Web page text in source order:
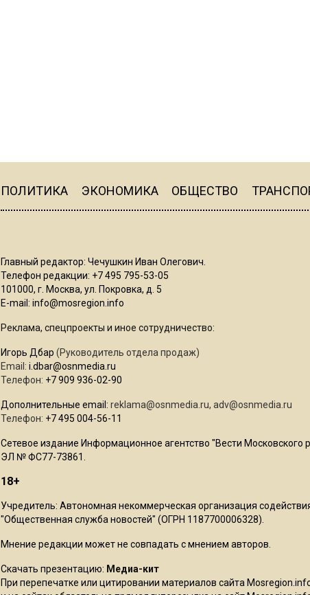
ПОЛИТИКА ЭКОНОМИКА ОБЩЕСТВО
Главный редактор: Чечушкин Иван Олегович.
Телефон редакции: +7 495 795-53-05
101000, г. Москва, ул. Покровка, д. 5
E-mail: info@mosregion.info
Реклама, спецпроекты и иное сотрудничество:
Игорь Дбар (Руководитель отдела продаж)
Email: i.dbar@osnmedia.ru
Телефон: +7 909 936-02-90
Дополнительные email: reklama@osnmedia.ru, adv@osnmedia.ru
Телефон: +7 495 004-56-11
Сетевое издание Информационное агентство "Вести Московского
ЭЛ № ФС77-73861.
18+
Учредитель: Автономная некоммерческая организация
"Общественная служба новостей" (ОГРН 1187700006328).
Мнение редакции может не совпадать с мнением авторов.
Скачать презентацию: Медиа-кит
При перепечатке или цитировании материалов сайта